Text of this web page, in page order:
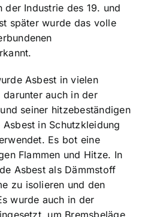
der Industrie des 19. und
später wurde das volle
Asbest in vielen
darunter auch in der
seiner hitzebeständigen
in Schutzkleidung
Es bot eine
Flammen und Hitze. In
Asbest als Dämmstoff
zu isolieren und den
wurde auch in der